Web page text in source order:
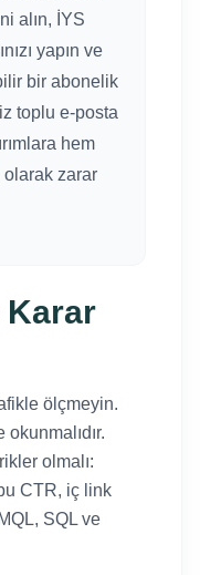
alın, İYS
yapın ve
bir abonelik
toplu e-posta
hem
olarak zarar
Karar
ölçmeyin.
olmalı:
CTR, iç link
SQL ve